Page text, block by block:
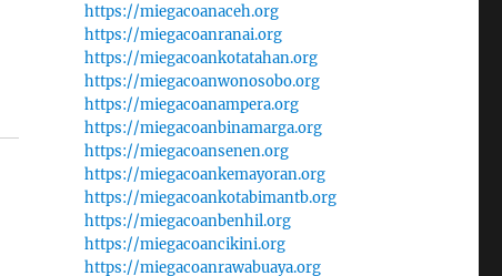
https://miegacoanaceh.org
https://miegacoanranai.org
https://miegacoankotatahan.org
https://miegacoanwonosobo.org
https://miegacoanampera.org
https://miegacoanbinamarga.org
https://miegacoansenen.org
https://miegacoankemayoran.org
https://miegacoankotabimantb.org
https://miegacoanbenhil.org
https://miegacoancikini.org
https://miegacoanrawabuaya.org